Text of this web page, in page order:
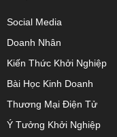
Social Media
Doanh Nhân
Kiến Thức Khởi Nghiệp
Bài Học Kinh Doanh
Thương Mại Điện Tử
Ý Tưởng Khởi Nghiệp